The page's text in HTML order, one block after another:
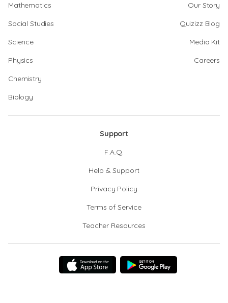
Mathematics
Social Studies
Science
Physics
Chemistry
Biology
Our Story
Quizizz Blog
Media Kit
Careers
Support
F.A.Q.
Help & Support
Privacy Policy
Terms of Service
Teacher Resources